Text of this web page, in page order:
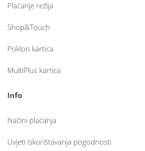
Plaćanje režija
Shop&Touch
Poklon kartica
MultiPlus kartica
Info
Načini plaćanja
Uvjeti iskorištavanja pogodnosti